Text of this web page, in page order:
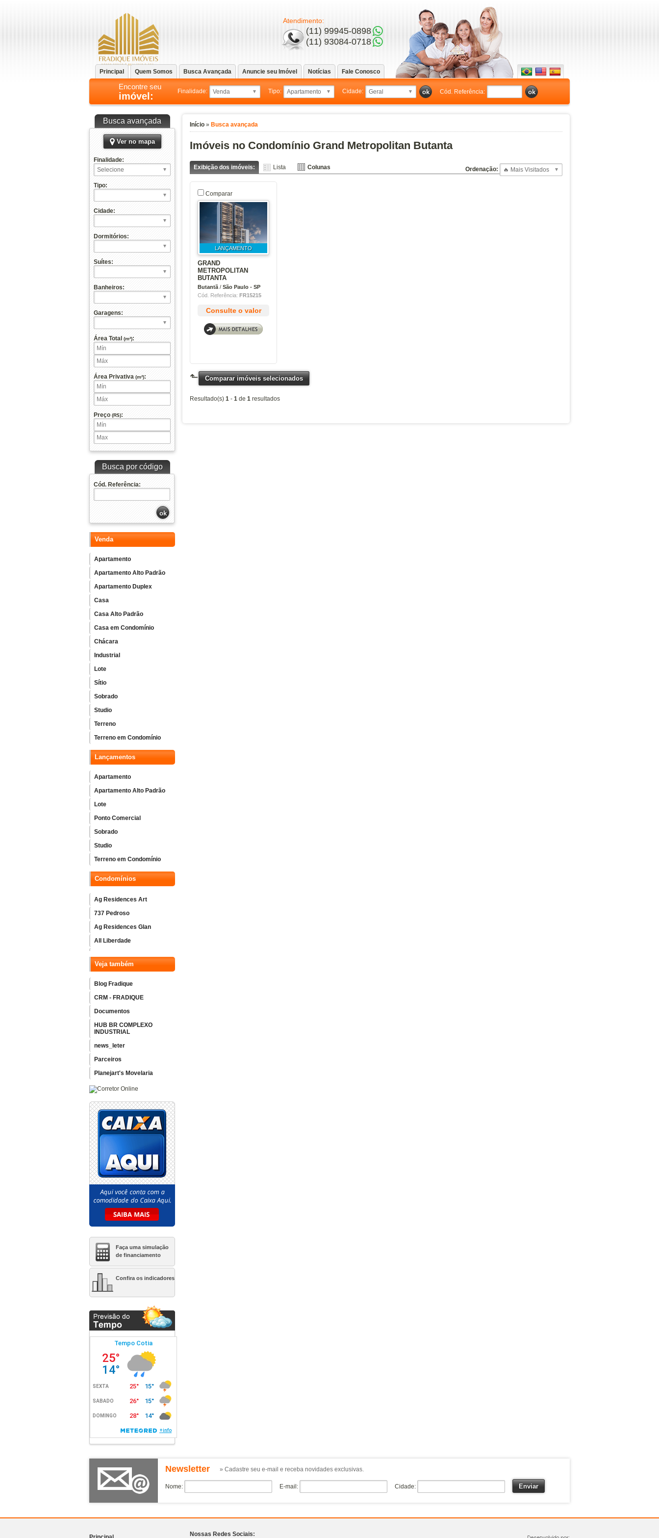
Atendimento:
(11) 99945-0898
(11) 93084-0718
Principal Quem Somos Busca Avançada Anuncie seu Imóvel Notícias Fale Conosco
Encontre seu
imóvel: Finalidade: Tipo: Cidade: Cód. Referência:
Início » Busca avançada
Imóveis no Condomínio Grand Metropolitan Butanta
Exibição dos imóveis: Lista Colunas Ordenação:
Comparar
LANÇAMENTO
GRAND
METROPOLITAN
BUTANTA
Butantã / São Paulo - SP
Cód. Referência: FR15215
Consulte o valor
⬑ Comparar imóveis selecionados
Resultado(s) 1 - 1 de 1 resultados
Busca avançada
Ver no mapa
Finalidade:
Tipo:
Cidade:
Dormitórios:
Suítes:
Banheiros:
Garagens:
Área Total (m²):
Área Privativa (m²):
Preço (R$):
Busca por código
Cód. Referência:
Venda
Apartamento
Apartamento Alto Padrão
Apartamento Duplex
Casa
Casa Alto Padrão
Casa em Condomínio
Chácara
Industrial
Lote
Sítio
Sobrado
Studio
Terreno
Terreno em Condomínio
Lançamentos
Apartamento
Apartamento Alto Padrão
Lote
Ponto Comercial
Sobrado
Studio
Terreno em Condomínio
Condomínios
Ag Residences Art
737 Pedroso
Ag Residences Glan
All Liberdade
Arch Home Vila Mariana
Ascent Paulista
Atmosfera Vila Mariana
B.long - Ibirapuera
Bem Moema
Boulevard Dialogo Butanta
Caminhos da Lapa Elo
Caminhos da Lapa Home
Catania Hills
Clube Life Granja Vianna
Condominio Clube Monet
Granja Vianna
Condominio Esfera
Condomínio Jerivás
Condominio Saint Benjamin
Conquista Granja Viana
Cyrela Iconyc The
Residences
Di Napoli
Elife Mandaqui
Elo Duo Caminhos da Lapa
Exclusive Tatuapé
Florada Raizes
Fort Aricanduva
Gran Diálogo - Granhome
Club
Gran Home Club Vila Matilde
Grand Metropolitan Butanta
Haus Mitre Campo Belo
Haus Mitre Vila Clementino
Havva
Helbor B Liv
Helbor Pateo Sao Paulo
Veja também
Blog Fradique
CRM - FRADIQUE
Documentos
HUB BR COMPLEXO
INDUSTRIAL
news_leter
Parceiros
Planejart's Movelaria
Faça uma simulação
de financiamento
Confira os indicadores
Newsletter » Cadastre seu e-mail e receba novidades exclusivas.
Nome: E-mail: Cidade:
Nossas Redes Sociais: